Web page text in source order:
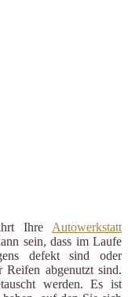
Ihre Autowerkstatt
sein, dass im Laufe
defekt sind oder
Reifen abgenutzt sind.
werden. Es ist